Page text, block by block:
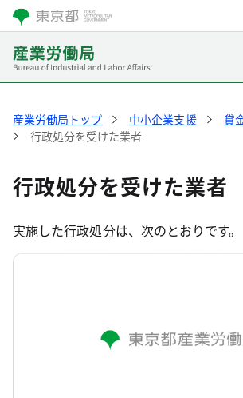
産業労働局トップ 中小企業支援
貸
行政処分を受けた業者
行政処分を受けた業者
実施した行政処分は、次のとおりです。